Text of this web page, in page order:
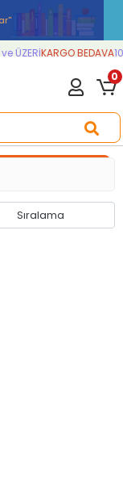
ÜZERİKARGO BEDAVA
0
Sıralama